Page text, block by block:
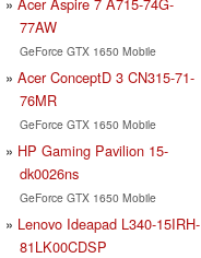
77AW
GeForce GTX 1650 Mobile
Acer ConceptD 3 CN315-71-
76MR
GeForce GTX 1650 Mobile
HP Gaming Pavilion 15-
dk0026ns
GeForce GTX 1650 Mobile
Lenovo Ideapad L340-15IRH-
81LK00CDSP